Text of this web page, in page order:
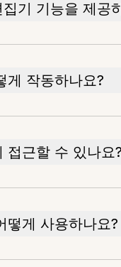
기 기능을 제공
게 작동하나요?
접근할 수 있나요?
떻게 사용하나요?